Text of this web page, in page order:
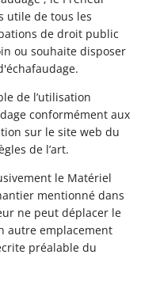
utile de tous les
de droit public
ou souhaite disposer
de l’utilisation
conformément aux
sur le site web du
de l’art.
le Matériel
mentionné dans
ne peut déplacer le
autre emplacement
préalable du